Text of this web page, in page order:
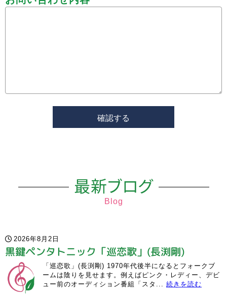
最新ブログ
Blog
2026年8月2日
黒鍵ペンタトニック「巡恋歌」(長渕剛)
「巡恋歌」(長渕剛) 1970年代後半になるとフォークブ
ームは陰りを見せます。例えばピンク・レディー、デビ
ュー前のオーディション番組「スタ... 続きを読む